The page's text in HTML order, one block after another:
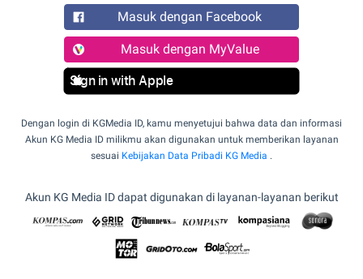
Masuk dengan Facebook
Masuk dengan MyValue
Sign in with Apple
Dengan login di KGMedia ID, kamu menyetujui bahwa data dan informasi
Akun KG Media ID milikmu akan digunakan untuk memberikan layanan
sesuai Kebijakan Data Pribadi KG Media .
Akun KG Media ID dapat digunakan di layanan-layanan berikut